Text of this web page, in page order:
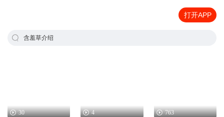
打开APP
含羞草介绍
30 4 763